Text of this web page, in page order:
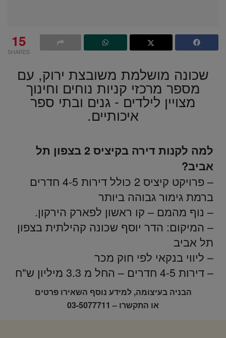
15
SHARES
שכונה מושלמת משובצת ירוק, עם
מספר מרכזי קניות נוחים וחינוך
מצויין לילדים - גנים ובתי ספר
איכותיים.
למה לקנות דירה בקיציס 2 בצפון תל
אביב?
– פרויקט קיציס 2 כולל דירות 4-5 חדרים
ברמת גימור גבוהה ביותר
– נוף מהמם – קו ראשון לפארק הירקון.
– המיקום: הדר יוסף שכונה קהילתית בצפון
תל אביב
– ליווי בנקאי לפי חוק מכר
– דירות 4-5 חדרים – החל מ 3.3 מיליון ש"ח
הבניה בעיצומה, למידע נוסף השאירו פרטים
או התקשרו – 03-5077711